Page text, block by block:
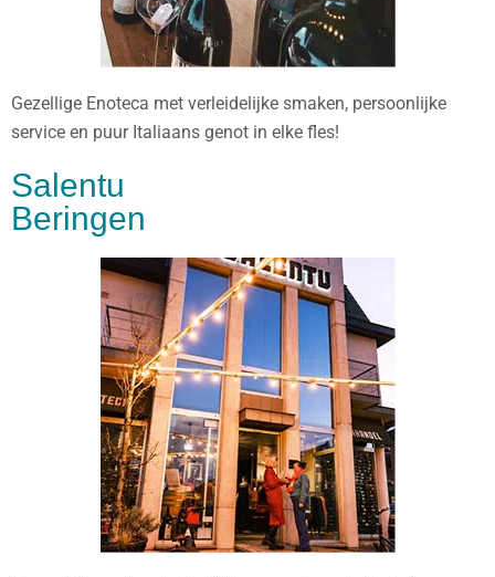
Gezellige Enoteca met verleidelijke smaken, persoonlijke
service en puur Italiaans genot in elke fles!
Salentu
Beringen